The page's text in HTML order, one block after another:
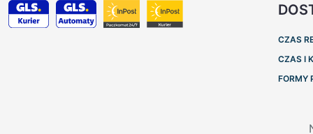
CZAS
CZAS I
FORMY